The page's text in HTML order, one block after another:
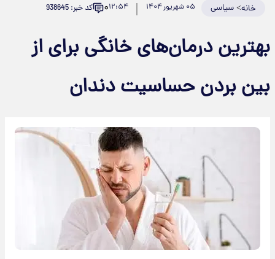
خانه>سیاسی ۰۵ شهریور ۱۴۰۴ ۱۲:۵۴۰ کد خبر: 938645
بهترین درمان‌های خانگی برای از
بین بردن حساسیت دندان